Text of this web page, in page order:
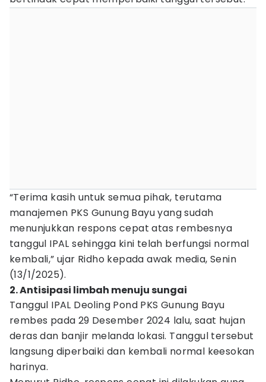
“Terima kasih untuk semua pihak, terutama
manajemen PKS Gunung Bayu yang sudah
menunjukkan respons cepat atas rembesnya
tanggul IPAL sehingga kini telah berfungsi normal
kembali,” ujar Ridho kepada awak media, Senin
(13/1/2025).
2. Antisipasi limbah menuju sungai
Tanggul IPAL Deoling Pond PKS Gunung Bayu
rembes pada 29 Desember 2024 lalu, saat hujan
deras dan banjir melanda lokasi. Tanggul tersebut
langsung diperbaiki dan kembali normal keesokan
harinya.